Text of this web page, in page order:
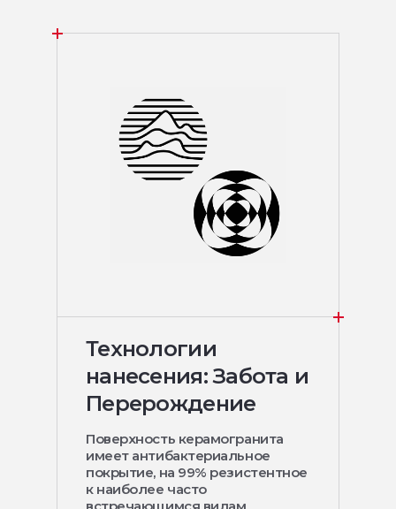
Технологии
нанесения: Забота и
Перерождение
Поверхность керамогранита
имеет антибактериальное
покрытие, на 99% резистентное
к наиболее часто